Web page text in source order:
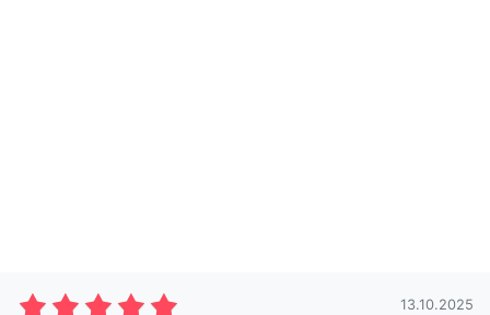
13.10.2025